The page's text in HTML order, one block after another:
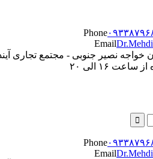
Phone
Email
خواجه نصیر جنوبی - مجتمع تجاری آینده -
۱۶ الی ۲۰
Phone
Email